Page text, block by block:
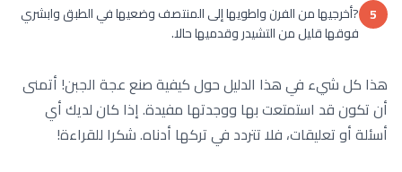
5 ?أخرجيها من الفرن واطويها إلى المنتصف وضعيها في الطبق وابشري
فوقها قليل من التشيدر وقدميها حالا.
هذا كل شيء في هذا الدليل حول كيفية صنع عجة الجبن! أتمنى
أن تكون قد استمتعت بها ووجدتها مفيدة. إذا كان لديك أي
أسئلة أو تعليقات، فلا تتردد في تركها أدناه. شكرا للقراءة!